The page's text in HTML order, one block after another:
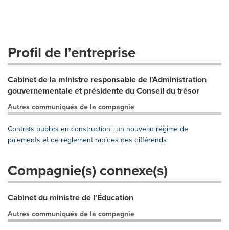
Profil de l'entreprise
Cabinet de la ministre responsable de l'Administration
gouvernementale et présidente du Conseil du trésor
Autres communiqués de la compagnie
Contrats publics en construction : un nouveau régime de
paiements et de règlement rapides des différends
Compagnie(s) connexe(s)
Cabinet du ministre de l'Éducation
Autres communiqués de la compagnie